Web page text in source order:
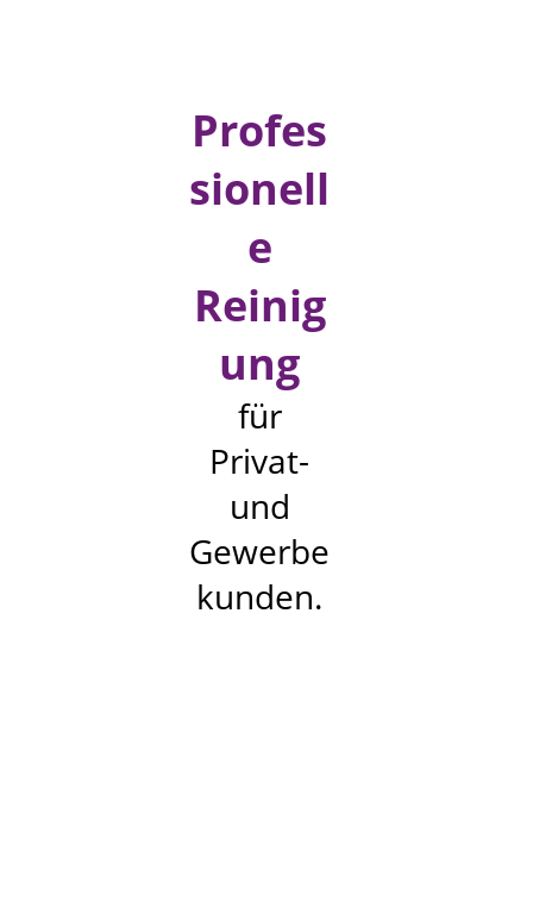
Profes
sionell
e
Reinig
ung
für
Privat-
und
Gewerbe
kunden.